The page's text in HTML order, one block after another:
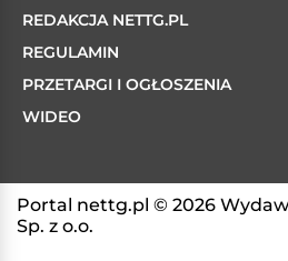
REDAKCJA NETTG.PL
REGULAMIN
PRZETARGI I OGŁOSZENIA
WIDEO
Portal nettg.pl © 2026
Sp. z o.o.